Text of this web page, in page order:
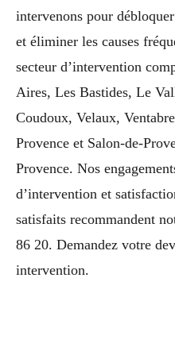
intervenons pour
et éliminer les causes
secteur d’intervention
Aires, Les Bastides, Le
Coudoux, Velaux,
Provence et Salon-de-
Provence. Nos
d’intervention et
satisfaits recommandent
86 20. Demandez votre
intervention.